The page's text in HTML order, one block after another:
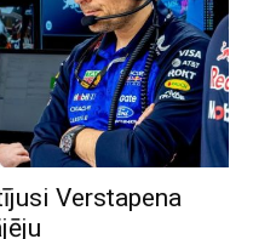
Verstapena